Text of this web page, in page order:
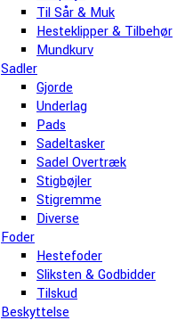
Til Sår & Muk
Hesteklipper & Tilbehør
Mundkurv
Sadler
Gjorde
Underlag
Pads
Sadeltasker
Sadel Overtræk
Stigbøjler
Stigremme
Diverse
Foder
Hestefoder
Sliksten & Godbidder
Tilskud
Beskyttelse